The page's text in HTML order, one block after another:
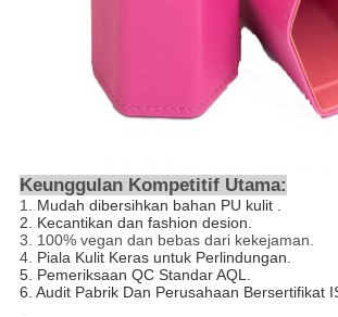
Keunggulan Kompetitif Utama:
1. Mudah dibersihkan bahan PU kulit .
2. Kecantikan dan fashion desion.
3. 100% vegan dan bebas dari kekejaman.
4. Piala Kulit Keras untuk Perlindungan.
5. Pemeriksaan QC Standar AQL.
6. Audit Pabrik Dan Perusahaan Bersertifikat